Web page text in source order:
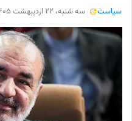
سیاست سه شنبه، 22 اردیبهشت 1405